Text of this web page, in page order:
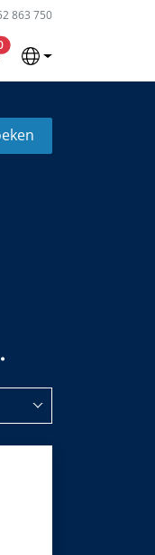
863 750
Geselecteerde eigendommen